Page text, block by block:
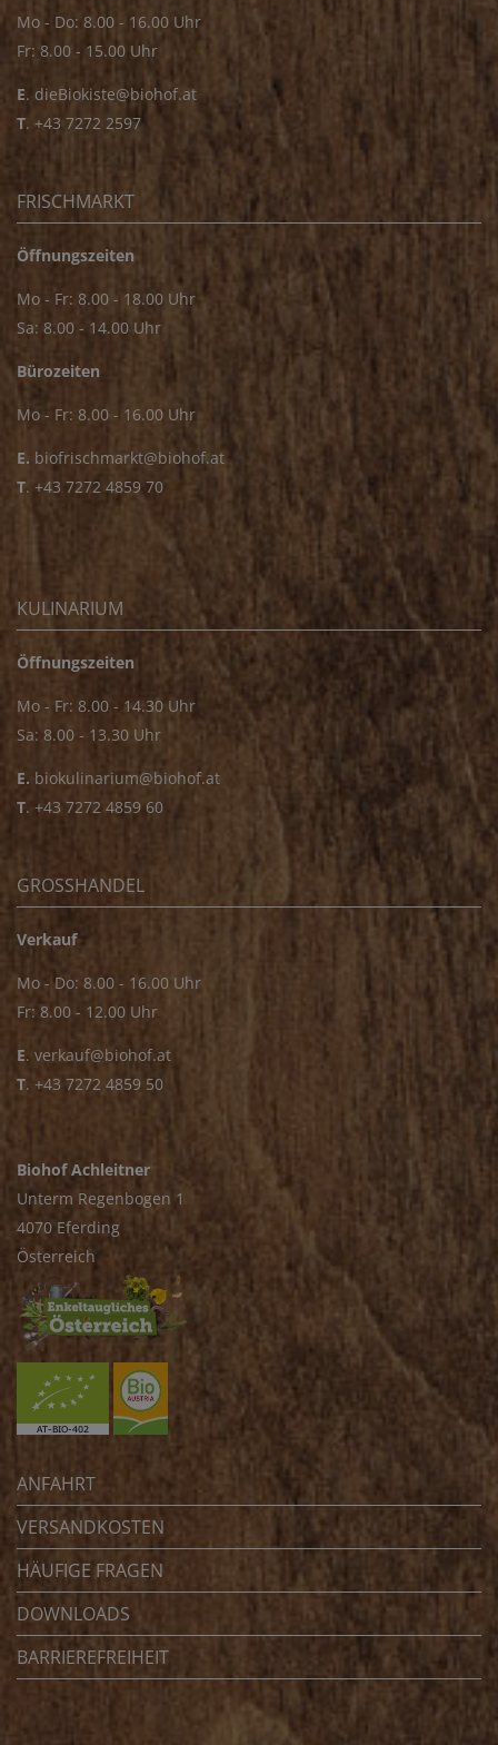
Mo - Do: 8.00 - 16.00 Uhr
Fr: 8.00 - 15.00 Uhr
E. dieBiokiste@biohof.at
T. +43 7272 2597
FRISCHMARKT
Öffnungszeiten
Mo - Fr: 8.00 - 18.00 Uhr
Sa: 8.00 - 14.00 Uhr
Bürozeiten
Mo - Fr: 8.00 - 16.00 Uhr
E. biofrischmarkt@biohof.at
T. +43 7272 4859 70
KULINARIUM
Öffnungszeiten
Mo - Fr: 8.00 - 14.30 Uhr
Sa: 8.00 - 13.30 Uhr
E. biokulinarium@biohof.at
T. +43 7272 4859 60
GROSSHANDEL
Verkauf
Mo - Do: 8.00 - 16.00 Uhr
Fr: 8.00 - 12.00 Uhr
E. verkauf@biohof.at
T. +43 7272 4859 50
Biohof Achleitner
Unterm Regenbogen 1
4070 Eferding
Österreich
ANFAHRT
VERSANDKOSTEN
HÄUFIGE FRAGEN
DOWNLOADS
BARRIEREFREIHEIT